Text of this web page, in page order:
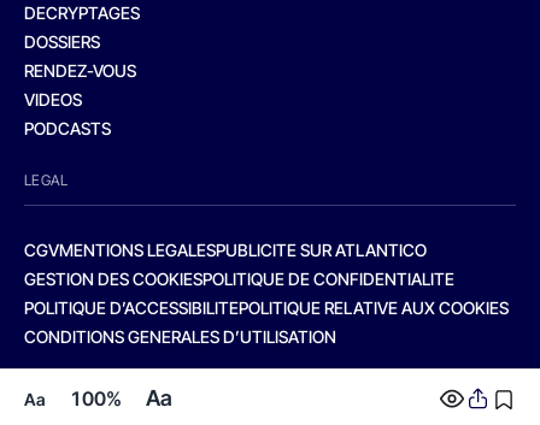
Aa 100% Aa
DECRYPTAGES
DOSSIERS
RENDEZ-VOUS
VIDEOS
PODCASTS
LEGAL
CGVMENTIONS LEGALESPUBLICITE SUR ATLANTICO
GESTION DES COOKIESPOLITIQUE DE CONFIDENTIALITE
POLITIQUE D’ACCESSIBILITEPOLITIQUE RELATIVE AUX COOKIES
CONDITIONS GENERALES D’UTILISATION